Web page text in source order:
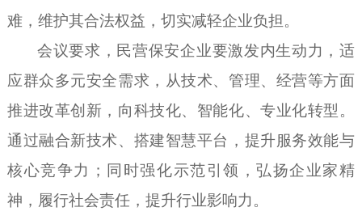
难，维护其合法权益，切实减轻企业负担。
会议要求，民营保安企业要激发内生动力，适
应群众多元安全需求，从技术、管理、经营等方面
推进改革创新，向科技化、智能化、专业化转型。
通过融合新技术、搭建智慧平台，提升服务效能与
核心竞争力；同时强化示范引领，弘扬企业家精
神，履行社会责任，提升行业影响力。